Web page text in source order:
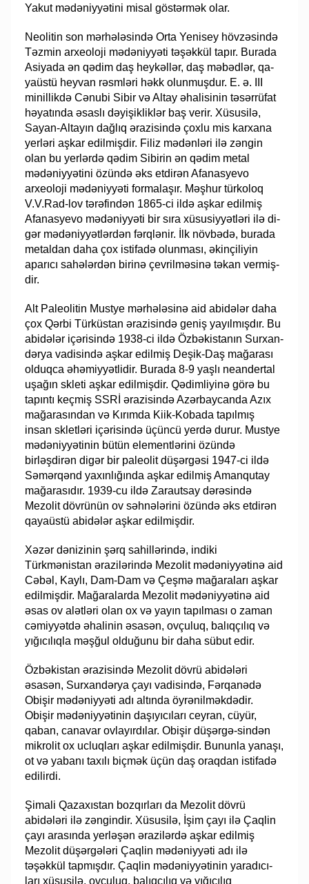
Yakut mədəniyyətini misal göstərmək olar.
Neolitin son mərhələsində Orta Yenisey hövzəsində
Təzmin arxeoloji mə­də­niy­yəti təşəkkül tapır. Burada
Asiyada ən qədim daş heykəllər, daş məbədlər, qa­
ya­üs­tü heyvan rəsmləri həkk olunmuşdur. E. ə. III
minillikdə Cənubi Sibir və Altay əha­lisinin təsərrüfat
həyatında əsaslı dəyişikliklər baş verir. Xüsusilə,
Sayan-Alta­yın dağ­lıq ərazisində çoxlu mis karxana
yerləri aşkar edilmişdir. Filiz mədənləri ilə zən­­gin
olan bu yerlərdə qədim Sibirin ən qədim metal
mədəniyyətini özündə əks et­dirən Afanasyevo
arxeoloji mədəniyyəti formalaşır. Məşhur türkoloq
V.V.Rad-lov tə­rə­fin­dən 1865-ci ildə aşkar edilmiş
Afanasyevo mədəniyyəti bir sıra xüsusiy­yətləri ilə di­
gər mədəniyyətlərdən fərqlənir. İlk növbədə, burada
metaldan daha çox is­ti­­fadə olun­ması, əkinçiliyin
aparıcı sahələrdən birinə çevrilməsinə təkan ver­miş­
dir.
Alt Paleolitin Mustye mərhələsinə aid abidələr daha
çox Qərbi Türküstan əra­­zi­­sində geniş yayılmışdır. Bu
abidələr içərisində 1938-ci ildə Özbəkistanın Sur­xan­­
dər­ya vadisində aşkar edilmiş Deşik-Daş mağarası
olduqca əhəmiyyətlidir. Bu­rada 8-9 yaşlı neandertal
uşağın skleti aşkar edilmişdir. Qədimliyinə görə bu
tapıntı keç­miş SSRİ ərazisində Azərbaycanda Azıx
mağarasından və Kırımda Kiik-Ko­ba­da ta­­pılmış
insan skletləri içərisində üçüncü yerdə durur. Mustye
mədə­niy­­yətinin bü­tün ele­mentlərini özündə
birləşdirən digər bir paleolit düşərgəsi 1947-ci ildə
Sə­mər­­qənd ya­xınlığında aşkar edilmiş Amanqutay
mağarasıdır. 1939-cu ildə Za­­ra­ut­say dərəsində
Mezolit dövrünün ov səhnələrini özün­də əks etdirən
qayaüstü abi­də­lər aşkar edilmişdir.
Xəzər dənizinin şərq sahillərində, indiki
Türkmənistan ərazilərində Mezolit mə­­dəniyyətinə aid
Cəbəl, Kaylı, Dam-Dam və Çeşmə mağaraları aşkar
edilmişdir. Ma­ğaralarda Mezolit mədəniyyətinə aid
əsas ov alətləri olan ox və yayın tapılması o za­man
cəmiyyətdə əhalinin əsasən, ovçuluq, balıqçılıq və
yığıcılıqla məşğul ol­du­­ğu­nu bir daha sübut edir.
Özbəkistan ərazisində Mezolit dövrü abidələri
əsasən, Surxandərya çayı va­di­sin­də, Fərqanədə
Obişir mədəniyyəti adı altında öyrənilməkdədir.
Obişir mə­də­niy­yə­tinin daşıyıcıları ceyran, cüyür,
qaban, canavar ovlayırdılar. Obişir düşərgə-sindən
mik­rolit ox ucluqları aşkar edilmişdir. Bununla yanaşı,
ot və yabanı taxılı biçmək üçün daş oraqdan is­tifadə
edilirdi.
Şimali Qazaxıstan bozqırları da Mezolit dövrü
abidələri ilə zəngindir. Xü­su­si­lə, İşim çayı ilə Çaqlin
çayı arasında yerləşən ərazilərdə aşkar edilmiş
Mezolit dü­şər­gə­­ləri Çaqlin mədəniyyəti adı ilə
təşəkkül tapmışdır. Çaqlin mədəniyyətinin ya­­ra­­dı­cı­
ları xüsusilə, ovçuluq, balıqçılıq və yığıcılıq